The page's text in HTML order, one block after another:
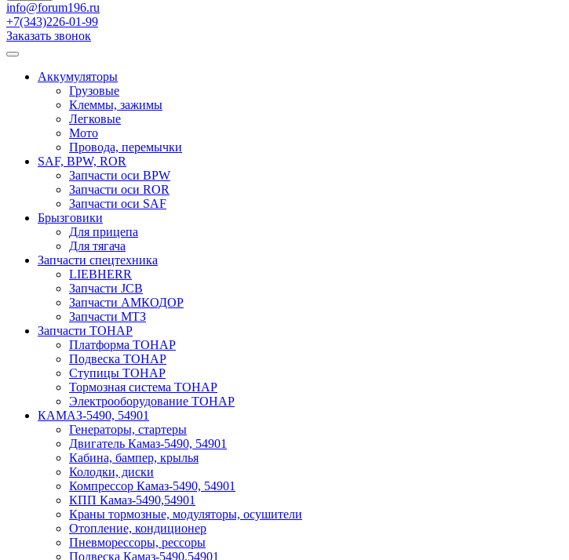
info@forum196.ru
+7(343)226-01-99
Заказать звонок
Аккумуляторы
Грузовые
Клеммы, зажимы
Легковые
Мото
Провода, перемычки
SAF, BPW, ROR
Запчасти оси BPW
Запчасти оси ROR
Запчасти оси SAF
Брызговики
Для прицепа
Для тягача
Запчасти спецтехника
LIEBHERR
Запчасти JCB
Запчасти АМКОДОР
Запчасти МТЗ
Запчасти ТОНАР
Платформа ТОНАР
Подвеска ТОНАР
Ступицы ТОНАР
Тормозная система ТОНАР
Электрооборудование ТОНАР
КАМАЗ-5490, 54901
Генераторы, стартеры
Двигатель Камаз-5490, 54901
Кабина, бампер, крылья
Колодки, диски
Компрессор Камаз-5490, 54901
КПП Камаз-5490,54901
Краны тормозные, модуляторы, осушители
Отопление, кондиционер
Пневморессоры, рессоры
Подвеска Камаз-5490,54901